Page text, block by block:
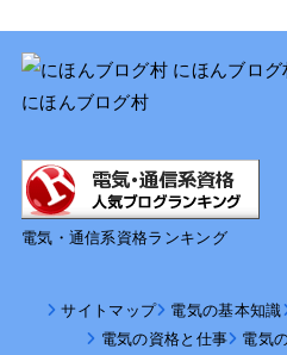
にほんブログ村
電気・通信系資格ランキング
サイトマップ 電気の基本知識
電気の資格と仕事
電気